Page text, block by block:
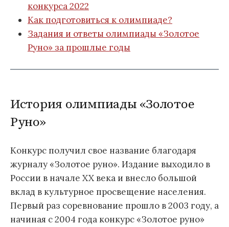
конкурса 2022
Как подготовиться к олимпиаде?
Задания и ответы олимпиады «Золотое
Руно» за прошлые годы
История олимпиады «Золотое
Руно»
Конкурс получил свое название благодаря
журналу «Золотое руно». Издание выходило в
России в начале XX века и внесло большой
вклад в культурное просвещение населения.
Первый раз соревнование прошло в 2003 году, а
начиная с 2004 года конкурс «Золотое руно»